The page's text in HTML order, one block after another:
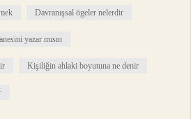
Davranışsal ögeler nelerdir
yazar mısın
Kişiliğin ahlaki boyutuna ne denir